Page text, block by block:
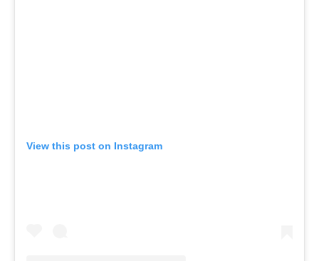
View this post on Instagram